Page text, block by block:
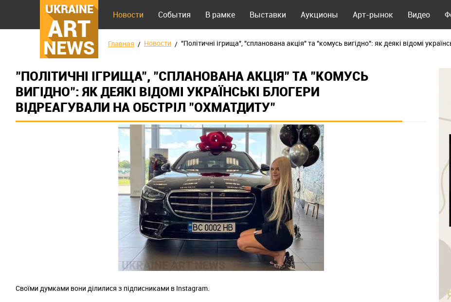
UKRAINE
ART
NEWS
Новости События В рамке Выставки Аукционы Арт-рынок Видео
Главная Новости "Політичні ігрища", "спланована акція" та "комусь вигідно": як деякі відомі
"ПОЛІТИЧНІ ІГРИЩА", "СПЛАНОВАНА АКЦІЯ" ТА "КОМУСЬ
ВИГІДНО": ЯК ДЕЯКІ ВІДОМІ УКРАЇНСЬКІ БЛОГЕРИ
ВІДРЕАГУВАЛИ НА ОБСТРІЛ "ОХМАТДИТУ"
Своїми думками вони ділилися з підписниками в Instagram.